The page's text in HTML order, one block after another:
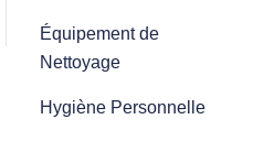
Équipement de
Nettoyage
Hygiène Personnelle